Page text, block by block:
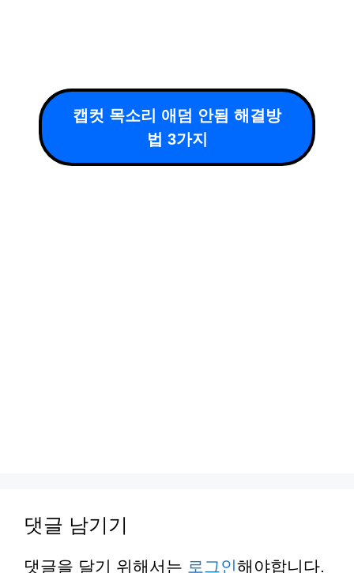
캡컷 목소리 애덤 안됨 해결방
법 3가지
댓글 남기기
댓글을 달기 위해서는 로그인해야합니다.